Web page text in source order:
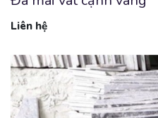
Liên hệ